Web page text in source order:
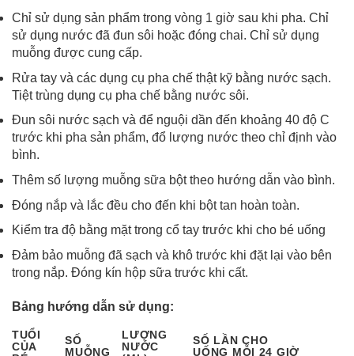
Chỉ sử dụng sản phẩm trong vòng 1 giờ sau khi pha. Chỉ
sử dụng nước đã đun sôi hoặc đóng chai. Chỉ sử dụng
muỗng được cung cấp.
Rửa tay và các dụng cụ pha chế thật kỹ bằng nước sạch.
Tiệt trùng dụng cụ pha chế bằng nước sôi.
Đun sôi nước sạch và để nguội dần đến khoảng 40 độ C
trước khi pha sản phẩm, đổ lượng nước theo chỉ định vào
bình.
Thêm số lượng muỗng sữa bột theo hướng dẫn vào bình.
Đóng nắp và lắc đều cho đến khi bột tan hoàn toàn.
Kiểm tra độ bằng mặt trong cổ tay trước khi cho bé uống
Đảm bảo muỗng đã sạch và khô trước khi đặt lại vào bên
trong nắp. Đóng kín hộp sữa trước khi cất.
Bảng hướng dẫn sử dụng:
TUỔI
CỦA
SỐ
MUỖNG
LƯỢNG
NƯỚC
SỐ LẦN CHO
UỐNG MỖI 24 GIỜ